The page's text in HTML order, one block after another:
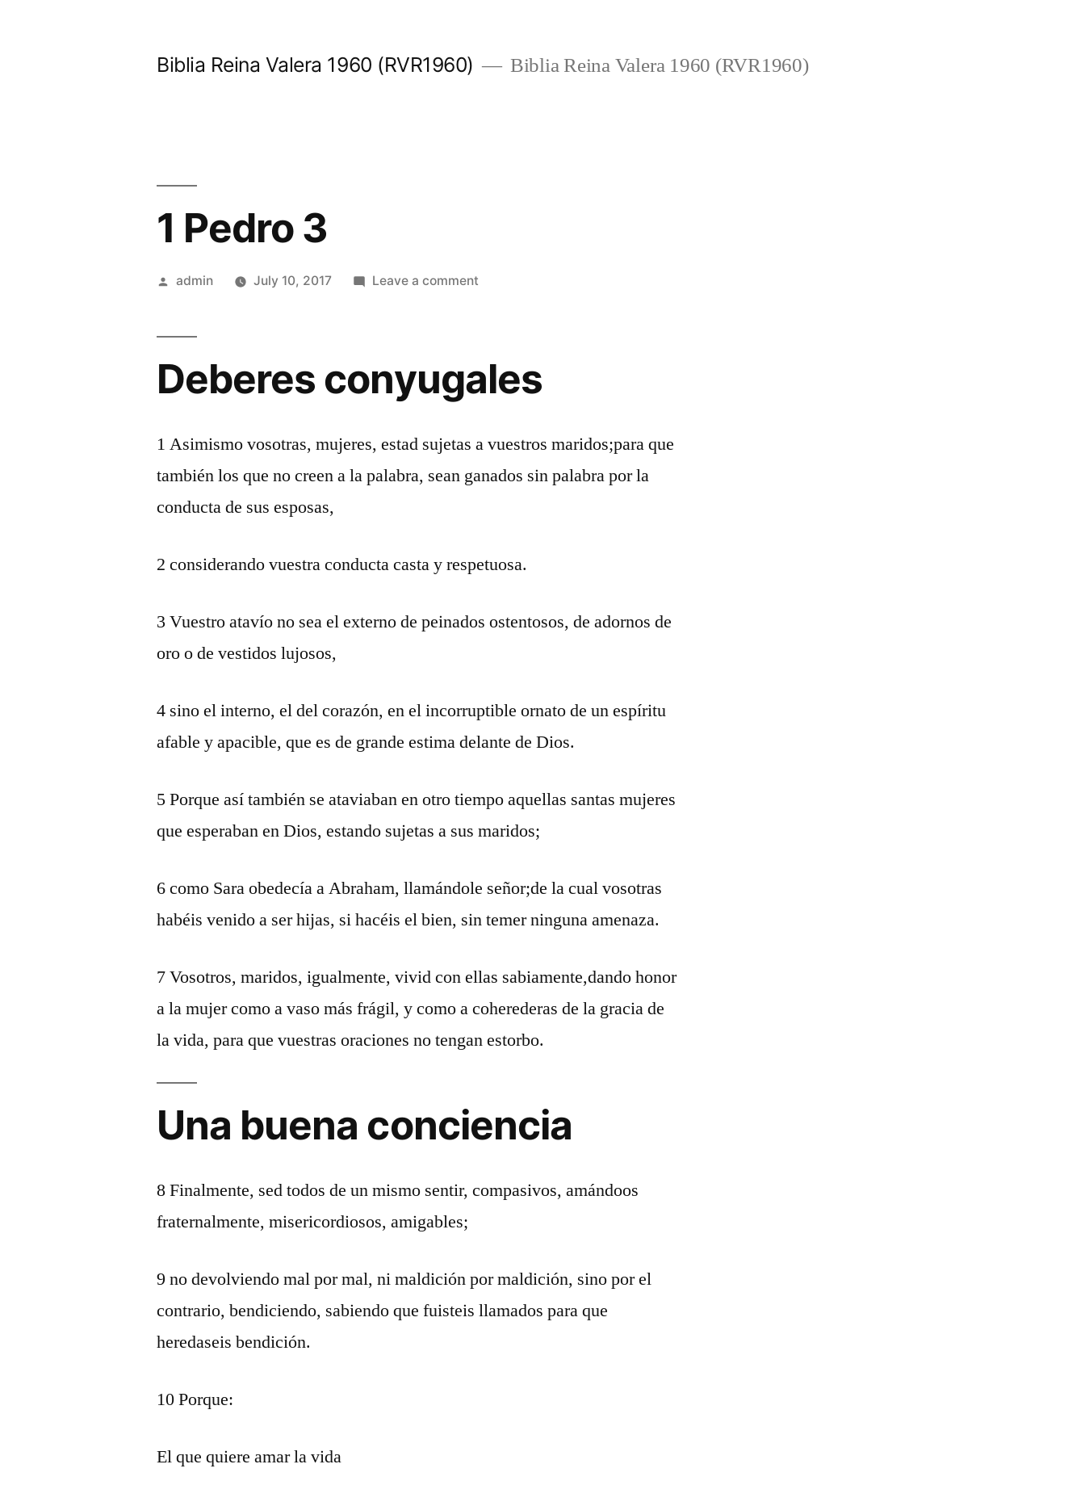
Biblia Reina Valera 1960 (RVR1960) Biblia Reina Valera 1960 (RVR1960)
1 Pedro 3
Posted
admin July 10, 2017 Leave a commenton
Deberes conyugales
1 Asimismo vosotras, mujeres, estad sujetas a vuestros maridos;para que
también los que no creen a la palabra, sean ganados sin palabra por la
conducta de sus esposas,
2 considerando vuestra conducta casta y respetuosa.
3 Vuestro atavío no sea el externo de peinados ostentosos, de adornos de
oro o de vestidos lujosos,
4 sino el interno, el del corazón, en el incorruptible ornato de un espíritu
afable y apacible, que es de grande estima delante de Dios.
5 Porque así también se ataviaban en otro tiempo aquellas santas mujeres
que esperaban en Dios, estando sujetas a sus maridos;
6 como Sara obedecía a Abraham, llamándole señor;de la cual vosotras
habéis venido a ser hijas, si hacéis el bien, sin temer ninguna amenaza.
7 Vosotros, maridos, igualmente, vivid con ellas sabiamente,dando honor
a la mujer como a vaso más frágil, y como a coherederas de la gracia de
la vida, para que vuestras oraciones no tengan estorbo.
Una buena conciencia
8 Finalmente, sed todos de un mismo sentir, compasivos, amándoos
fraternalmente, misericordiosos, amigables;
9 no devolviendo mal por mal, ni maldición por maldición, sino por el
contrario, bendiciendo, sabiendo que fuisteis llamados para que
heredaseis bendición.
10 Porque:
El que quiere amar la vida